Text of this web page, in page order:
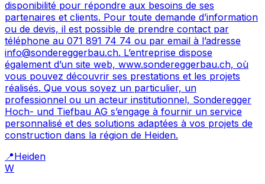
disponibilité pour répondre aux besoins de ses
partenaires et clients. Pour toute demande d’information
ou de devis, il est possible de prendre contact par
téléphone au 071 891 74 74 ou par email à l’adresse
info@sondereggerbau.ch. L’entreprise dispose
également d’un site web, www.sondereggerbau.ch, où
vous pouvez découvrir ses prestations et les projets
réalisés. Que vous soyez un particulier, un
professionnel ou un acteur institutionnel, Sonderegger
Hoch- und Tiefbau AG s’engage à fournir un service
personnalisé et des solutions adaptées à vos projets de
construction dans la région de Heiden.
📍Heiden
W